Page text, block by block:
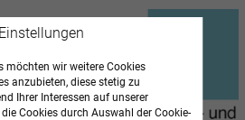
möchten wir weitere Cookies
anzubieten, diese stetig zu
Ihrer Interessen auf unserer
Cookies durch Auswahl der Cookie-